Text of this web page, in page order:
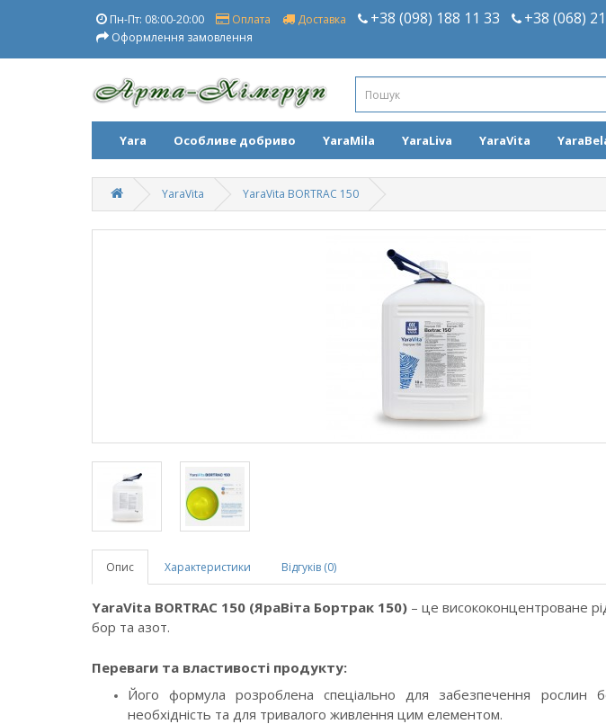
Пн-Пт: 08:00-20:00 Оплата Доставка +38 (098) 188 11 33 +38 (068)
Оформлення замовлення
Yara Особливе добриво YaraMila YaraLiva YaraVita
YaraVita YaraVita BORTRAC 150
Опис Характеристики Відгуків (0)
YaraVita BORTRAC 150 (ЯраВіта Бортрак 150) – це висококонцентроване
бор та азот.
Переваги та властивості продукту:
Його формула розроблена спеціально для забезпечення
необхідність та для тривалого живлення цим елементом.